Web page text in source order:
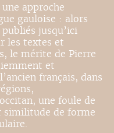
approche
gauloise : alors
jusqu’ici
les textes et
le mérite de Pierre
et
français, dans
une foule de
similitude de forme